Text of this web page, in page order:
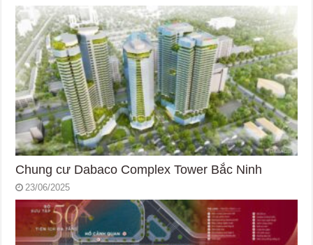
Chung cư Dabaco Complex Tower Bắc Ninh
23/06/2025